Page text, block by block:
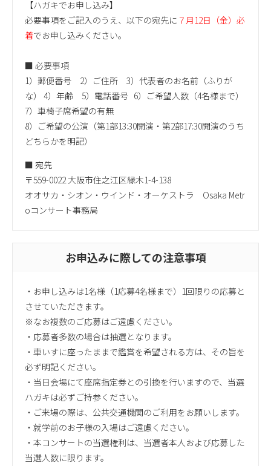
【ハガキでお申し込み】
必要事項をご記入のうえ、以下の宛先に ７月12日（金）必
着でお申し込みください。
■ 必要事項
1）郵便番号 2）ご住所 3）代表者のお名前（ふりが
な） 4）年齢 5）電話番号 6）ご希望人数（4名様まで）
7）車椅子席希望の有無
8）ご希望の公演（第1部13:30開演・第2部17:30開演のうち
どちらかを明記）
■ 宛先
〒559-0022 大阪市住之江区緑木1-4-138
オオサカ・シオン・ウインド・オーケストラ Osaka Metr
oコンサート事務局
お申込みに際しての注意事項
・お申し込みは1名様（1応募4名様まで）1回限りの応募と
させていただきます。
※なお複数のご応募はご遠慮ください。
・応募者多数の場合は抽選となります。
・車いすに座ったままで鑑賞を希望される方は、その旨を
必ず明記ください。
・当日会場にて座席指定券との引換を行いますので、当選
ハガキは必ずご持参ください。
・ご来場の際は、公共交通機関のご利用をお願いします。
・就学前のお子様の入場はご遠慮ください。
・本コンサートの当選権利は、当選者本人および応募した
当選人数に限ります。